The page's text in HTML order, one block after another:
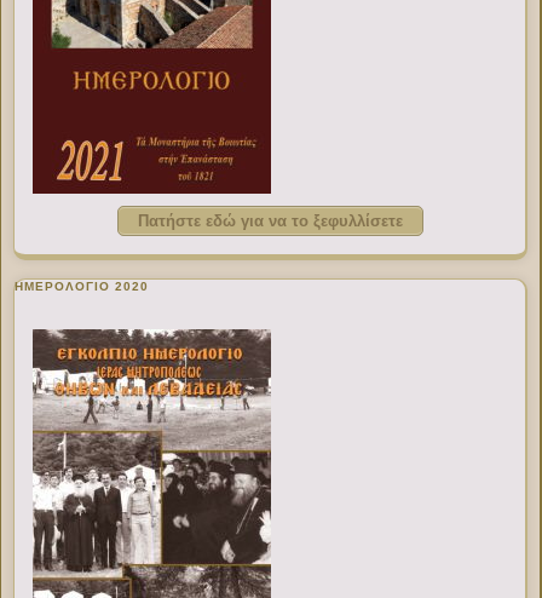
Πατήστε εδώ για να το ξεφυλλίσετε
ΗΜΕΡΟΛΟΓΙΟ 2020